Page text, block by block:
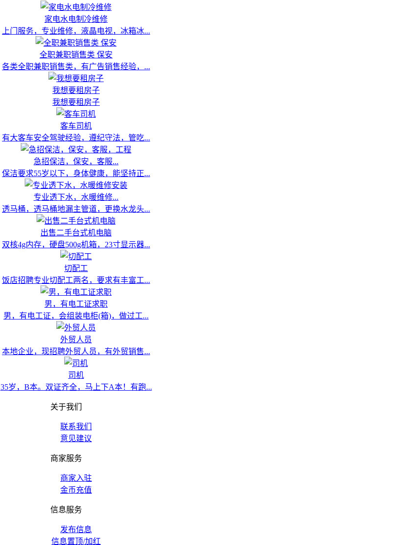
家电水电制冷维修
上门服务，专业维修，液晶电视，冰箱冰...
全职兼职销售类 保安
各类全职兼职销售类，有广告销售经验，...
我想要租房子
我想要租房子
客车司机
有大客车安全驾驶经验，遵纪守法，管吃...
急招保洁，保安，客服...
保洁要求55岁以下，身体健康，能坚持正...
专业透下水，水暖维修...
透马桶，透马桶地漏主管道，更换水龙头...
出售二手台式机电脑
双核4g内存，硬盘500g机箱，23寸显示器...
切配工
饭店招聘专业切配工两名，要求有丰富工...
男，有电工证求职
男，有电工证，会组装电柜(箱)，做过工...
外贸人员
本地企业，现招聘外贸人员，有外贸销售...
司机
35岁，B本。双证齐全，马上下A本！有跑...
关于我们
联系我们
意见建议
商家服务
商家入驻
金币充值
信息服务
发布信息
信息置顶/加红